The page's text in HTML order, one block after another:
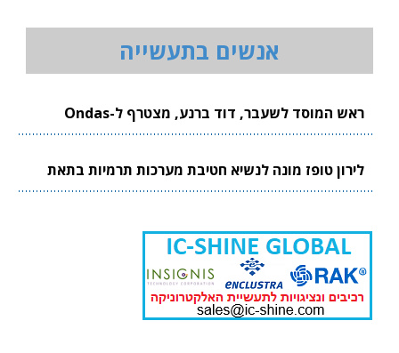
אנשים בתעשייה
ראש המוסד לשעבר, דוד ברנע, מצטרף ל-Ondas
לירון טופז מונה לנשיא חטיבת מערכות תרמיות בתאת